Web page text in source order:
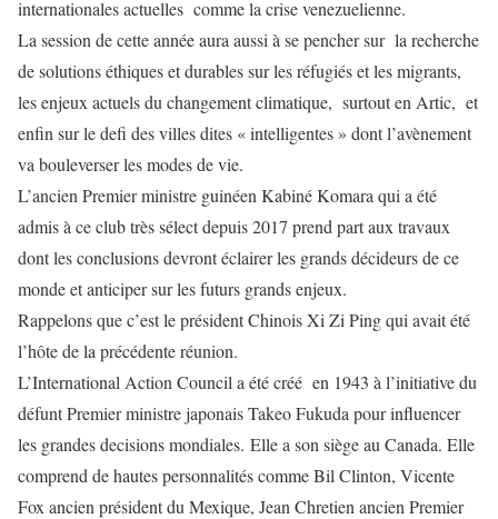
internationales actuelles comme la crise venezuelienne.
La session de cette année aura aussi à se pencher sur la recherche
de solutions éthiques et durables sur les réfugiés et les migrants,
les enjeux actuels du changement climatique, surtout en Artic, et
enfin sur le defi des villes dites « intelligentes » dont l’avènement
va bouleverser les modes de vie.
L’ancien Premier ministre guinéen Kabiné Komara qui a été
admis à ce club très sélect depuis 2017 prend part aux travaux
dont les conclusions devront éclairer les grands décideurs de ce
monde et anticiper sur les futurs grands enjeux.
Rappelons que c’est le président Chinois Xi Zi Ping qui avait été
l’hôte de la précédente réunion.
L’International Action Council a été créé en 1943 à l’initiative du
défunt Premier ministre japonais Takeo Fukuda pour influencer
les grandes decisions mondiales. Elle a son siège au Canada. Elle
comprend de hautes personnalités comme Bil Clinton, Vicente
Fox ancien président du Mexique, Jean Chretien ancien Premier